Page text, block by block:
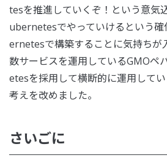
tesを推進していくぞ！という意気
ubernetesでやっていけるという
ernetesで構築することに気持ちが
数サービスを運用しているGMOペ
etesを採用して横断的に運用して
考えを改めました。
さいごに